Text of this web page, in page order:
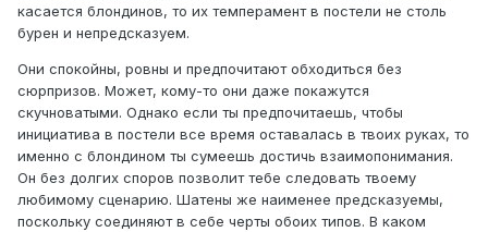
касается блондинов, то их темперамент в постели не столь
бурен и непредсказуем.
Они спокойны, ровны и предпочитают обходиться без
сюрпризов. Может, кому-то они даже покажутся
скучноватыми. Однако если ты предпочитаешь, чтобы
инициатива в постели все время оставалась в твоих руках, то
именно с блондином ты сумеешь достичь взаимопонимания.
Он без долгих споров позволит тебе следовать твоему
любимому сценарию. Шатены же наименее предсказуемы,
поскольку соединяют в себе черты обоих типов. В каком